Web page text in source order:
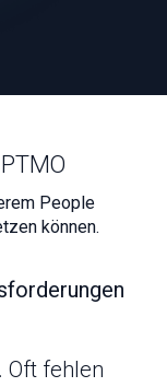
People
können.
Oft fehlen